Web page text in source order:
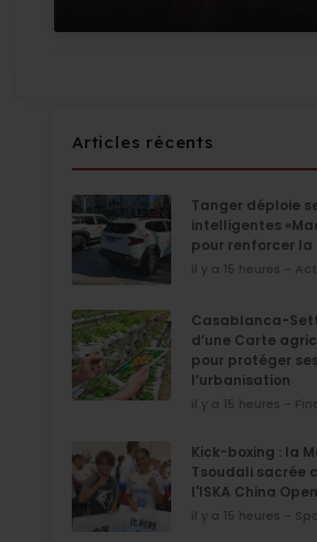
Articles récents
Tanger déploie
intelligentes
pour renforcer
il y a 15 heures -
Casablanca-
d’une Carte
pour protéger
l’urbanisation
il y a 15 heures -
Kick-boxing : la
Tsoudali sacrée
l'ISKA China
il y a 15 heures -